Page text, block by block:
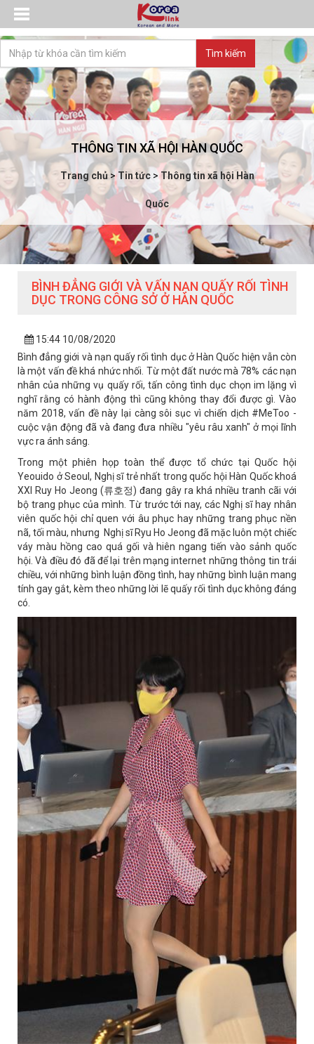
THÔNG TIN XÃ HỘI HÀN QUỐC
Trang chủ>Tin tức> Thông tin xã hội Hàn
Quốc
BÌNH ĐẲNG GIỚI VÀ VẤN NẠN QUẤY RỐI TÌNH
DỤC TRONG CÔNG SỞ Ở HÀN QUỐC
15:44 10/08/2020
Bình đẳng giới và nạn quấy rối tình dục ở Hàn Quốc hiện vẫn còn
là một vấn đề khá nhức nhối. Từ một đất nước mà 78% các nạn
nhân của những vụ quấy rối, tấn công tình dục chọn im lặng vì
nghĩ rằng có hành động thì cũng không thay đổi được gì. Vào
năm 2018, vấn đề này lại càng sôi sục vì chiến dịch #MeToo -
cuộc vận động đã và đang đưa nhiều "yêu râu xanh" ở mọi lĩnh
vực ra ánh sáng.
Trong một phiên họp toàn thể được tổ chức tại Quốc hội
Yeouido ở Seoul, Nghị sĩ trẻ nhất trong quốc hội Hàn Quốc khoá
XXI Ruy Ho Jeong (류호정) đang gây ra khá nhiều tranh cãi với
bộ trang phục của mình. Từ trước tới nay, các Nghị sĩ hay nhân
viên quốc hội chỉ quen với âu phục hay những trang phục nền
nã, tối màu, nhưng Nghị sĩ Ryu Ho Jeong đã mặc luôn một chiếc
váy màu hồng cao quá gối và hiên ngang tiến vào sảnh quốc
hội. Và điều đó đã để lại trên mạng internet những thông tin trái
chiều, với những bình luận đồng tình, hay những bình luận mang
tính gay gắt, kèm theo những lời lẽ quấy rối tình dục không đáng
có.